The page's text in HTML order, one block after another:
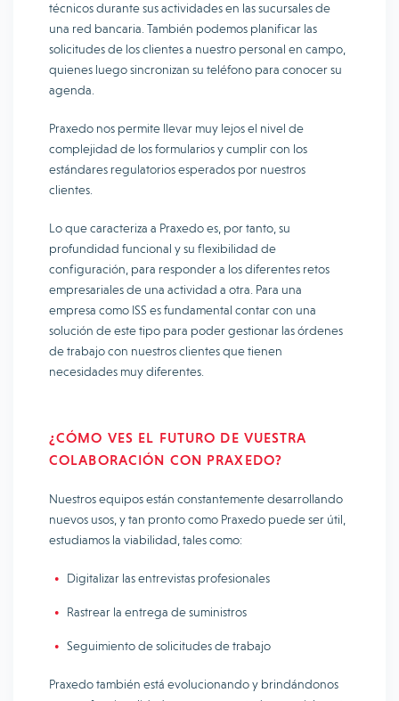
técnicos durante sus actividades en las sucursales de
una red bancaria. También podemos planificar las
solicitudes de los clientes a nuestro personal en campo,
quienes luego sincronizan su teléfono para conocer su
agenda.
Praxedo nos permite llevar muy lejos el nivel de
complejidad de los formularios y cumplir con los
estándares regulatorios esperados por nuestros
clientes.
Lo que caracteriza a Praxedo es, por tanto, su
profundidad funcional y su flexibilidad de
configuración, para responder a los diferentes retos
empresariales de una actividad a otra. Para una
empresa como ISS es fundamental contar con una
solución de este tipo para poder gestionar las órdenes
de trabajo con nuestros clientes que tienen
necesidades muy diferentes.
¿CÓMO VES EL FUTURO DE VUESTRA
COLABORACIÓN CON PRAXEDO?
Nuestros equipos están constantemente desarrollando
nuevos usos, y tan pronto como Praxedo puede ser útil,
estudiamos la viabilidad, tales como:
Digitalizar las entrevistas profesionales
Rastrear la entrega de suministros
Seguimiento de solicitudes de trabajo
Praxedo también está evolucionando y brindándonos